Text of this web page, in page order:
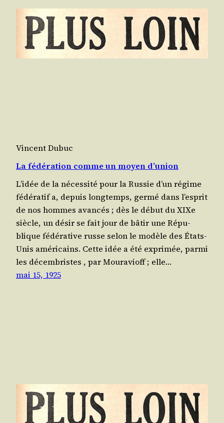
Vincent Dubuc
La fédération comme un moyen d’union
L’idée de la néces­si­té pour la Rus­sie d’un régime
fédé­ra­tif a, depuis long­temps, ger­mé dans l’es­prit
de nos hommes avan­cés ; dès le début du XIXe
siècle, un désir se fait jour de bâtir une Répu­
blique fédé­ra­tive russe selon le modèle des États-
Unis amé­ri­cains. Cette idée a été expri­mée, par­mi
les décem­bristes , par Mou­ra­vioff ; elle…
mai 15, 1925